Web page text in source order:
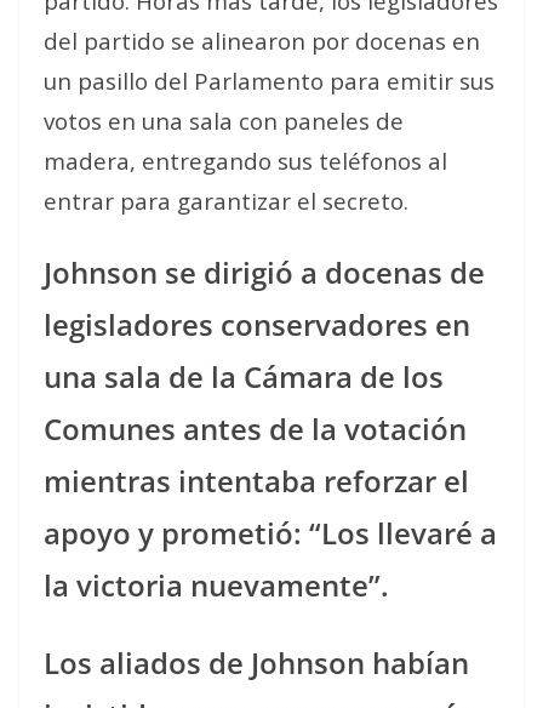
del partido se alinearon por docenas en
un pasillo del Parlamento para emitir sus
votos en una sala con paneles de
madera, entregando sus teléfonos al
entrar para garantizar el secreto.
Johnson se dirigió a docenas de
legisladores conservadores en
una sala de la Cámara de los
Comunes antes de la votación
mientras intentaba reforzar el
apoyo y prometió: “Los llevaré a
la victoria nuevamente”.
Los aliados de Johnson habían